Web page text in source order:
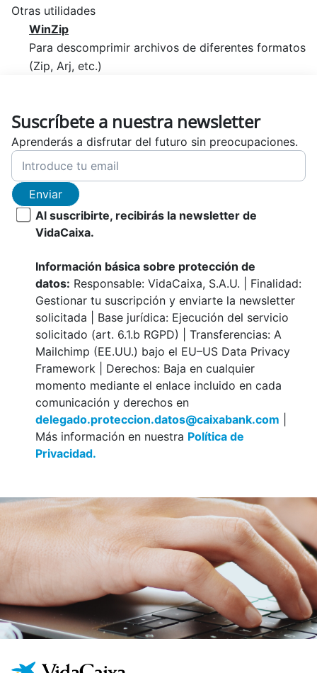
Otras utilidades
WinZip
Para descomprimir archivos de diferentes formatos
(Zip, Arj, etc.)
Suscríbete a nuestra newsletter
Aprenderás a disfrutar del futuro sin preocupaciones.
Enviar
Al suscribirte, recibirás la newsletter de
VidaCaixa.
Información básica sobre protección de
datos: Responsable: VidaCaixa, S.A.U. | Finalidad:
Gestionar tu suscripción y enviarte la newsletter
solicitada | Base jurídica: Ejecución del servicio
solicitado (art. 6.1.b RGPD) | Transferencias: A
Mailchimp (EE.UU.) bajo el EU–US Data Privacy
Framework | Derechos: Baja en cualquier
momento mediante el enlace incluido en cada
comunicación y derechos en
delegado.proteccion.datos@caixabank.com
Más información en nuestra Política de
Privacidad.